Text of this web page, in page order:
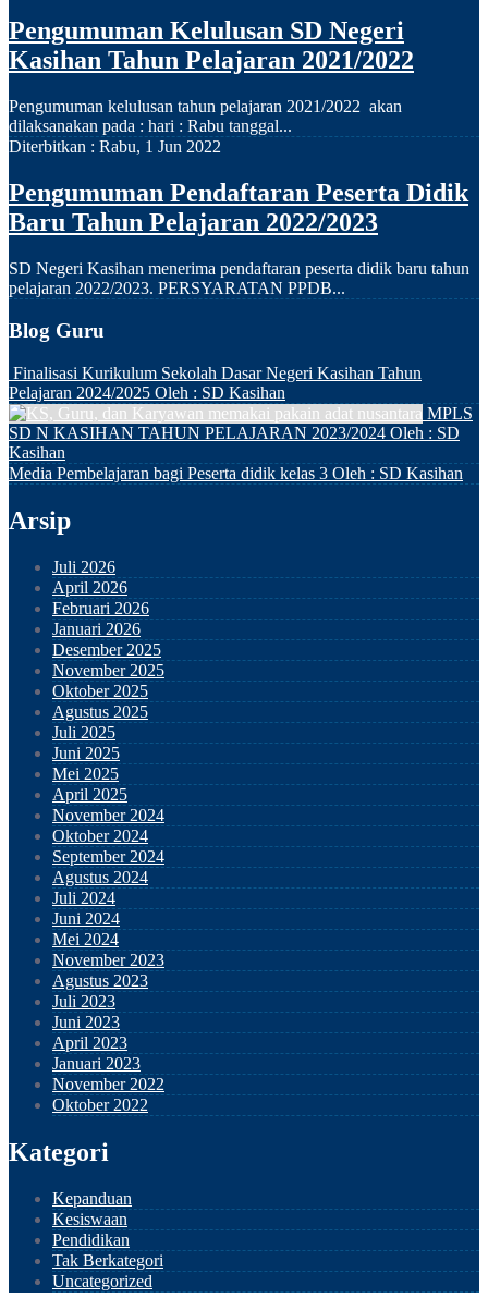
Pengumuman Kelulusan SD Negeri
Kasihan Tahun Pelajaran 2021/2022
Pengumuman kelulusan tahun pelajaran 2021/2022 akan
dilaksanakan pada : hari : Rabu tanggal...
Diterbitkan : Rabu, 1 Jun 2022
Pengumuman Pendaftaran Peserta Didik
Baru Tahun Pelajaran 2022/2023
SD Negeri Kasihan menerima pendaftaran peserta didik baru tahun
pelajaran 2022/2023. PERSYARATAN PPDB...
Blog Guru
Finalisasi Kurikulum Sekolah Dasar Negeri Kasihan Tahun
Pelajaran 2024/2025 Oleh : SD Kasihan
MPLS
SD N KASIHAN TAHUN PELAJARAN 2023/2024 Oleh : SD
Kasihan
Media Pembelajaran bagi Peserta didik kelas 3 Oleh : SD Kasihan
Arsip
Juli 2026
April 2026
Februari 2026
Januari 2026
Desember 2025
November 2025
Oktober 2025
Agustus 2025
Juli 2025
Juni 2025
Mei 2025
April 2025
November 2024
Oktober 2024
September 2024
Agustus 2024
Juli 2024
Juni 2024
Mei 2024
November 2023
Agustus 2023
Juli 2023
Juni 2023
April 2023
Januari 2023
November 2022
Oktober 2022
Kategori
Kepanduan
Kesiswaan
Pendidikan
Tak Berkategori
Uncategorized